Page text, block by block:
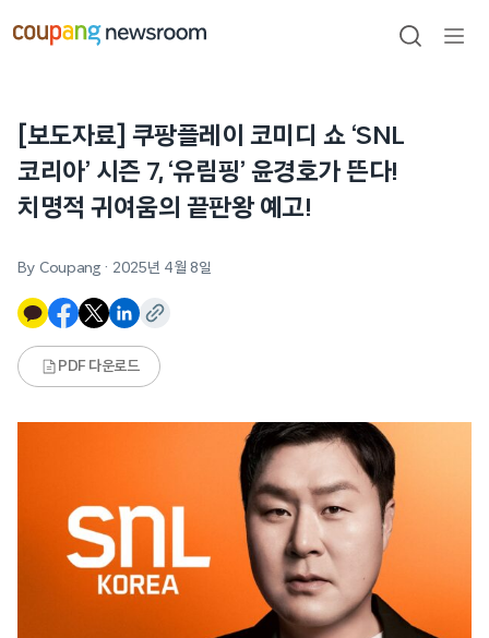
건너뛰기
검색
[보도자료] 쿠팡플레이 코미디 쇼 ‘SNL
코리아’ 시즌 7, ‘유림핑’ 윤경호가 뜬다!
치명적 귀여움의 끝판왕 예고!
By Coupang · 2025년 4월 8일
PDF 다운로드